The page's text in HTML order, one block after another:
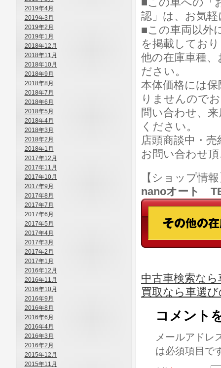
2019年4月
2019年3月
2019年2月
2019年1月
2018年12月
2018年11月
2018年10月
2018年9月
2018年8月
2018年7月
2018年6月
2018年5月
2018年4月
2018年3月
2018年2月
2018年1月
2017年12月
2017年11月
2017年10月
2017年9月
2017年8月
2017年7月
2017年6月
2017年5月
2017年4月
2017年3月
2017年2月
2017年1月
2016年12月
2016年11月
2016年10月
2016年9月
2016年8月
2016年6月
2016年4月
2016年3月
2016年2月
2015年12月
2015年11月
認」は、お気
■この車両以外
を掲載してお
他の在庫車種
ださい。
本体価格には
りませんので
問い合わせ、
ください。
店頭商談中・
お問い合わせ
【ショップ情
nanoオート
中古車検索な
買取なら車選
コメント
メールアドレ
は必須項目で